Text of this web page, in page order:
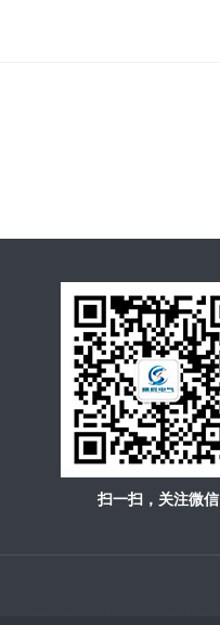
扫一扫，关注微信